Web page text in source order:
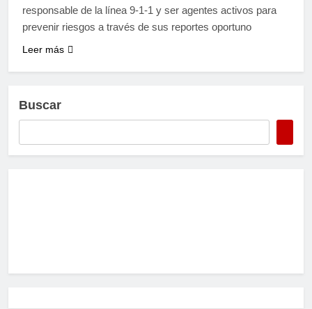
responsable de la línea 9-1-1 y ser agentes activos para
prevenir riesgos a través de sus reportes oportuno
Leer más
Buscar